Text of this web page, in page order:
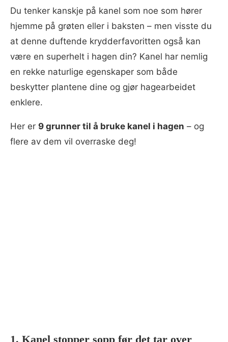
Du tenker kanskje på kanel som noe som hører
hjemme på grøten eller i baksten – men visste du
at denne duftende krydderfavoritten også kan
være en superhelt i hagen din? Kanel har nemlig
en rekke naturlige egenskaper som både
beskytter plantene dine og gjør hagearbeidet
enklere.
Her er 9 grunner til å bruke kanel i hagen – og
flere av dem vil overraske deg!
1. Kanel stopper sopp før det tar over